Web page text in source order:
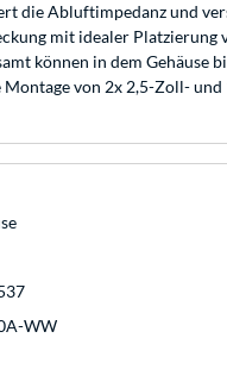
die Abluftimpedanz und
mit idealer
können in dem
von 2x 2,5-Zoll-
WW